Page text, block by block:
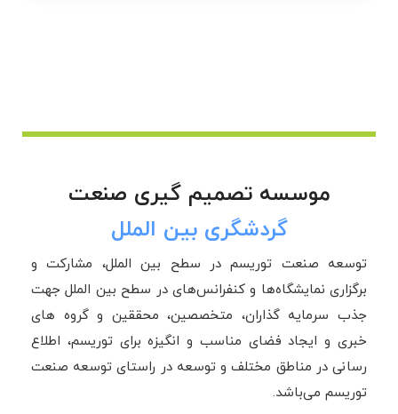
موسسه تصمیم گیری صنعت
گردشگری بین الملل
توسعه صنعت توریسم در سطح بین الملل، مشارکت و
برگزاری نمایشگاه‌ها و کنفرانس‌های در سطح بین الملل جهت
جذب سرمایه گذاران، متخصصین، محققین و گروه های
خبری و ایجاد فضای مناسب و انگیزه برای توریسم، اطلاع
رسانی در مناطق مختلف و توسعه در راستای توسعه صنعت
توریسم می‌باشد.